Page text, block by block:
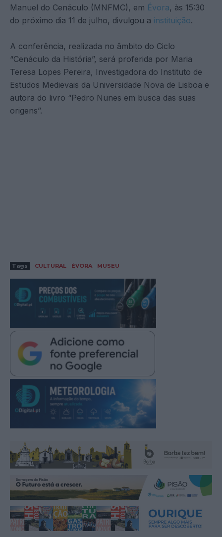
Manuel do Cenáculo (MNFMC), em Évora, às 15:30
do próximo dia 11 de julho, divulgou a instituição.
A conferência, realizada no âmbito do Ciclo
“Cenáculo da História”, será proferida por Maria
Teresa Lopes Pereira, Investigadora do Instituto de
Estudos Medievais da Universidade Nova de Lisboa e
autora do livro “Pedro Nunes em busca das suas
origens”.
Tags CULTURAL ÉVORA MUSEU